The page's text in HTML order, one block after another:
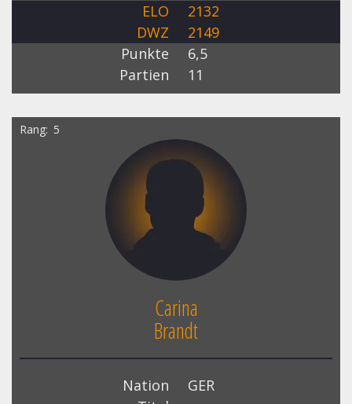
ELO
2132
DWZ
2149
Punkte
6,5
Partien
11
Rang 5
Carina
Brandt
Nation
GER